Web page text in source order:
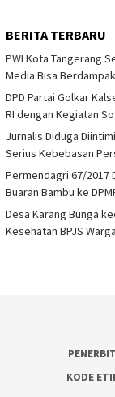
BERITA TERBARU
PWI Kota Tangerang
Media Bisa
DPD Partai Golkar
RI dengan Kegiatan
Jurnalis Diduga
Serius Kebebasan
Permendagri 67/2017
Buaran Bambu ke
Desa Karang Bunga
Kesehatan BPJS
PENERBIT
KODE